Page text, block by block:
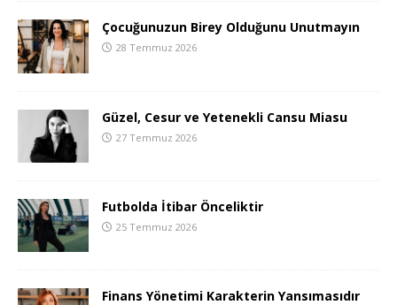
Çocuğunuzun Birey Olduğunu Unutmayın
28 Temmuz 2026
Güzel, Cesur ve Yetenekli Cansu Miasu
27 Temmuz 2026
Futbolda İtibar Önceliktir
25 Temmuz 2026
Finans Yönetimi Karakterin Yansımasıdır